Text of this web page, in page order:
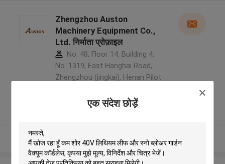
एक संदेश छोड़ें
Zhengzhou Auston
Machinery Equipment Co.,
Ltd. निर्माता प्रोफ़ाइल
No. 48, Floor 14, Building 4,
No. 1319, East Hanghai Road,
Zhengzhou (jingkai), Henan Pilot
और देखो